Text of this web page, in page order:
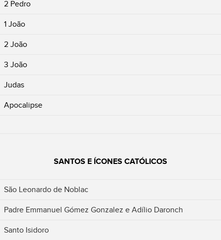
2 Pedro
1 João
2 João
3 João
Judas
Apocalipse
SANTOS E ÍCONES CATÓLICOS
São Leonardo de Noblac
Padre Emmanuel Gómez Gonzalez e Adílio Daronch
Santo Isidoro